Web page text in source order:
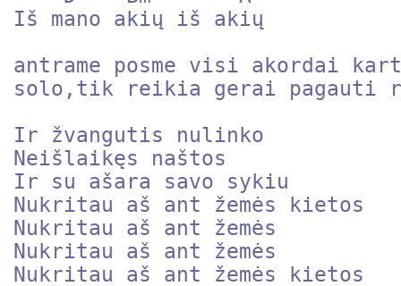
Iš mano akių iš akių
antrame posme visi akordai
solo,tik reikia gerai pagauti
Ir žvangutis nulinko
Neišlaikęs naštos
Ir su ašara savo sykiu
Nukritau aš ant žemės kietos
Nukritau aš ant žemės
Nukritau aš ant žemės
Nukritau aš ant žemės kietos